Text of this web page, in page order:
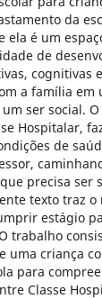
da
ela é um
de
cognitivas
a família em
ser social.
Hospitalar,
de
precisa ser
texto traz
estágio
trabalho
uma criança
para
Classe